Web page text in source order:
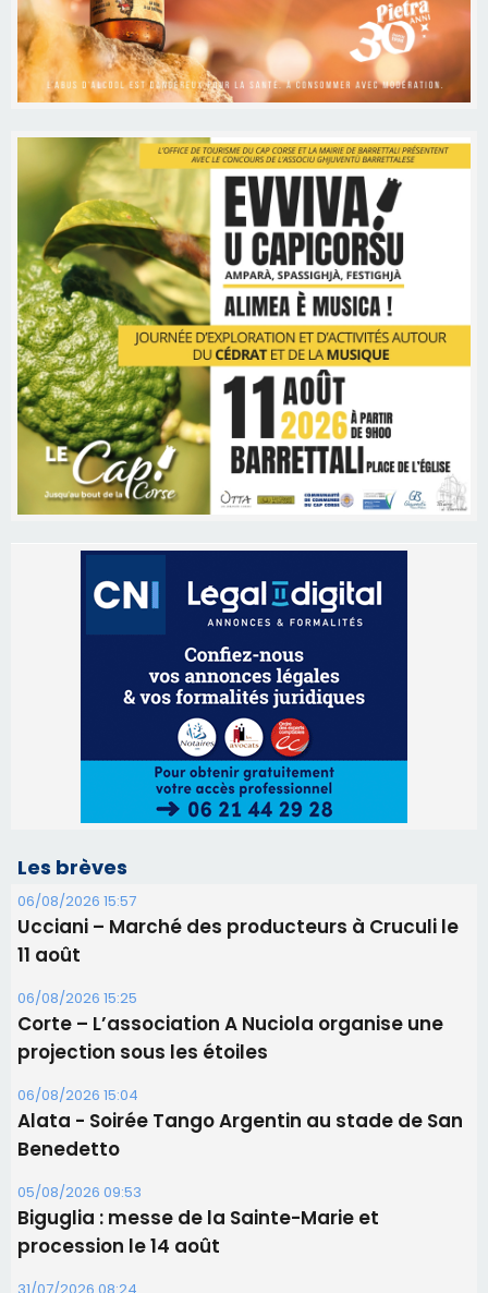
Les brèves
Ucciani – Marché des producteurs à Cruculi le
Corte – L’association A Nuciola organise une
projection sous les étoiles
Alata - Soirée Tango Argentin au stade de San
Benedetto
05/08/2026 09:53
Biguglia : messe de la Sainte-Marie et
procession le 14 août
31/07/2026 08:24
Tennis - Début ce week-end du tournoi du
RCPV
31/07/2026 08:22
82ème anniversaire de la disparition du
Commandant Antoine de Saint Exupery